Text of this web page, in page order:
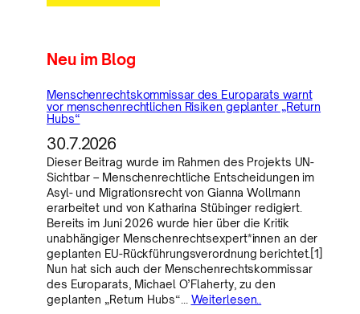
Neu im Blog
Menschenrechtskommissar des Europarats warnt
vor menschenrechtlichen Risiken geplanter „Return
Hubs“
30.7.2026
Dieser Beitrag wurde im Rahmen des Projekts UN-
Sichtbar – Menschenrechtliche Entscheidungen im
Asyl- und Migrationsrecht von Gianna Wollmann
erarbeitet und von Katharina Stübinger redigiert.
Bereits im Juni 2026 wurde hier über die Kritik
unabhängiger Menschenrechtsexpert*innen an der
geplanten EU-Rückführungsverordnung berichtet.[1]
Nun hat sich auch der Menschenrechtskommissar
des Europarats, Michael O’Flaherty, zu den
geplanten „Return Hubs“… Weiterlesen..